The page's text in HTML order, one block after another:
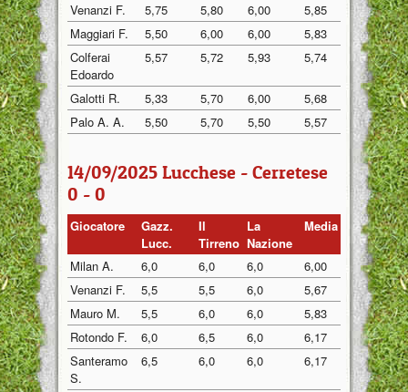
Venanzi F.
5,75 5,80 6,00
5,85
Maggiari F.
5,50 6,00 6,00
5,83
Colferai
Edoardo
5,57 5,72 5,93 5,74
Galotti R. 5,33 5,70 6,00
5,68
Palo A. A.
5,50 5,70 5,50 5,57
14/09/2025 Lucchese - Cerretese
0 - 0
Giocatore
Gazz.
Lucc.
Il
Tirreno
La
Nazione
Media
Milan A. 6,0 6,0 6,0
6,00
Venanzi F.
5,5 5,5 6,0
5,67
Mauro M.
5,5 6,0 6,0
5,83
Rotondo F.
6,0 6,5 6,0
6,17
Santeramo
S.
6,5 6,0 6,0 6,17